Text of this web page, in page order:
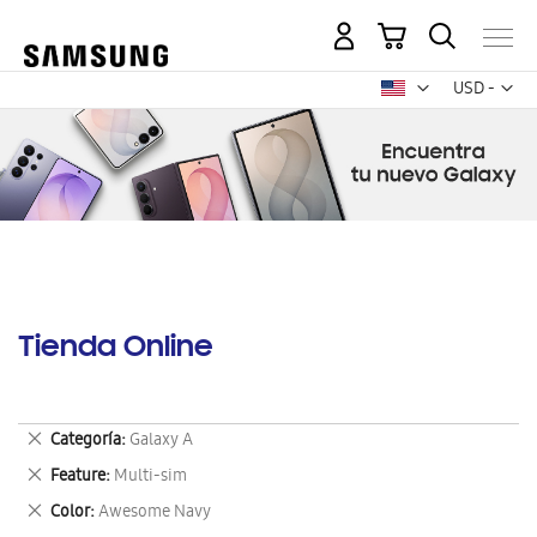
USD -
dólar
Mi carrito
Tienda Online
Categoría Galaxy A
Eliminar
este
artículo
Feature Multi-sim
Eliminar
este
artículo
Color Awesome Navy
Eliminar